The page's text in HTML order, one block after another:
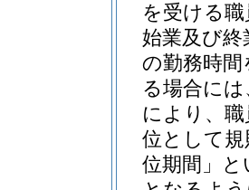
を受ける
始業及び
の勤務時
る場合には
により、
位として
位期間」と